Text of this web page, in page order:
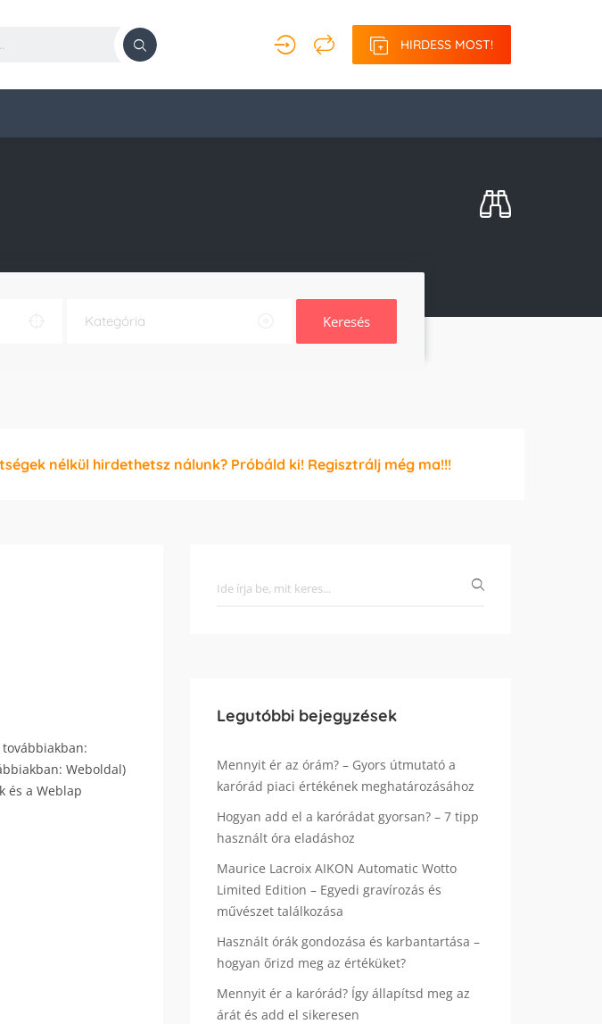
HIRDESS MOST!
Keresés
nélkül hirdethetsz nálunk? Próbáld ki! Regisztrálj még ma!!!
Weboldal)
és a Weblap
Legutóbbi bejegyzések
Mennyit ér az órám? – Gyors útmutató a
karórád piaci értékének meghatározásához
Hogyan add el a karórádat gyorsan? – 7 tipp
használt óra eladáshoz
Maurice Lacroix AIKON Automatic Wotto
Limited Edition – Egyedi gravírozás és
művészet találkozása
Használt órák gondozása és karbantartása –
hogyan őrizd meg az értéküket?
Mennyit ér a karórád? Így állapítsd meg az
árát és add el sikeresen